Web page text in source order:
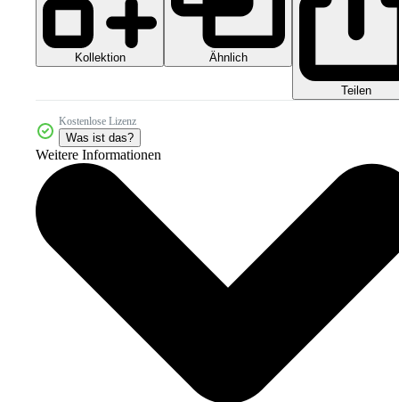
Kollektion Ähnlich
Teilen
Kostenlose Lizenz
Was ist das?
Weitere Informationen